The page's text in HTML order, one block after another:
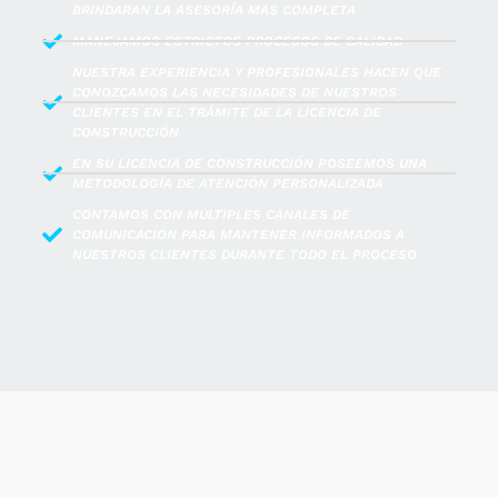
MANEJAMOS ESTRICTOS PROCESOS DE CALIDAD